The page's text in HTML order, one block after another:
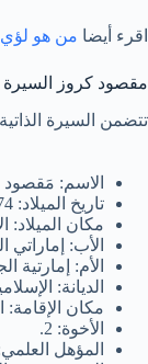
اقرء أيضا من هو
مقصود كروز السيرة
تتضمن السيرة
الاسم:
تاريخ الميلاد: 1974.
مكان الميلاد:
الأب: إماراتي
الأم: إمارتية
الديانة:
مكان الإقامة:
الأخوة: 2.
المؤهل